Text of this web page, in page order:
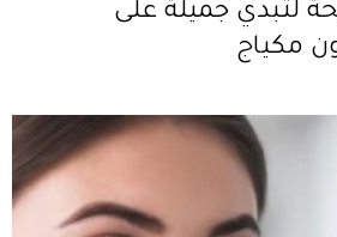
40 نصيحة لتبدي جميلة على
مكياج